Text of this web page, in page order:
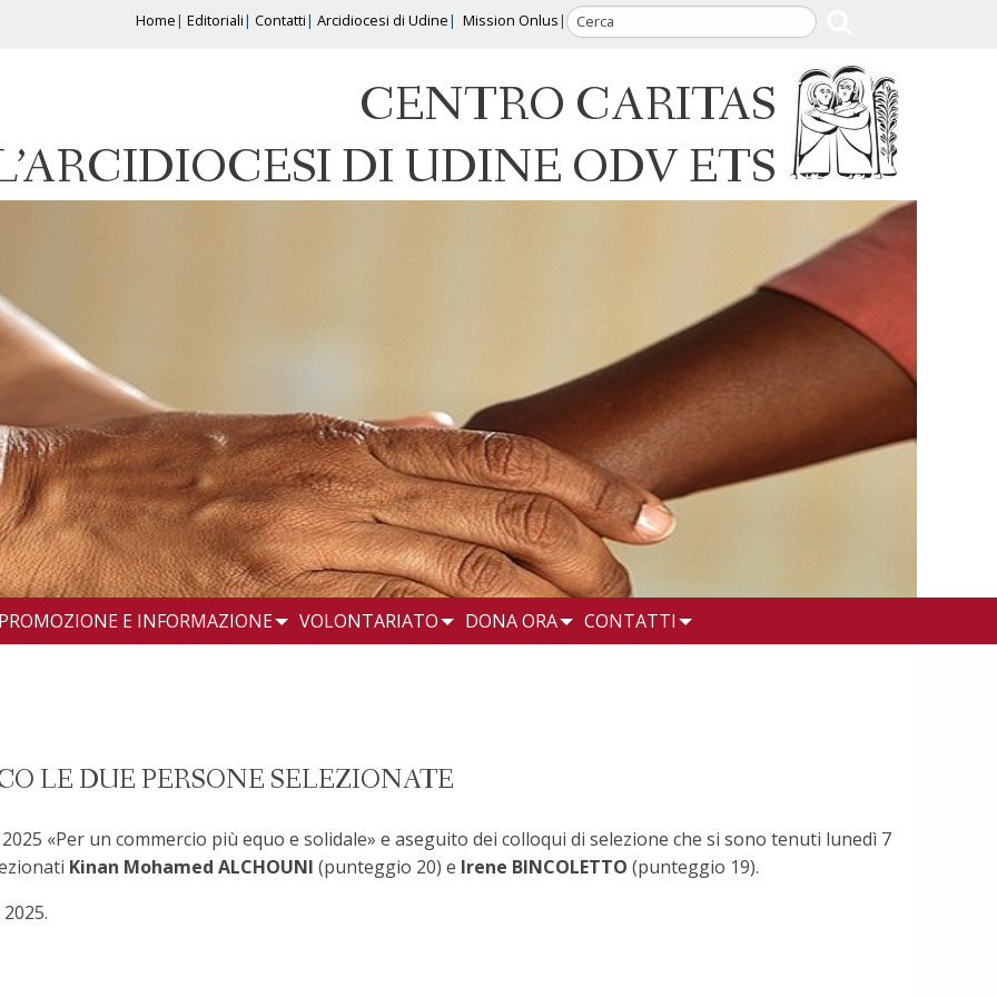
Home Editoriali Contatti Arcidiocesi di Udine Mission Onlus
CENTRO CARITAS
DI UDINE ODV ETS
PROMOZIONE E INFORMAZIONE VOLONTARIATO DONA ORA CONTATTI
LE DUE PERSONE SELEZIONATE
«Per un commercio più equo e solidale» e aseguito dei colloqui di selezione che si sono tenuti lunedì 7
Kinan Mohamed ALCHOUNI (punteggio 20) e Irene BINCOLETTO (punteggio 19).